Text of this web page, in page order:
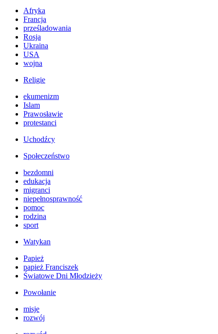
Afryka
Francja
prześladowania
Rosja
Ukraina
USA
wojna
Religie
ekumenizm
Islam
Prawosławie
protestanci
Uchodźcy
Społeczeństwo
bezdomni
edukacja
migranci
niepełnosprawność
pomoc
rodzina
sport
Watykan
Papież
papież Franciszek
Światowe Dni Młodzieży
Powołanie
misje
rozwój